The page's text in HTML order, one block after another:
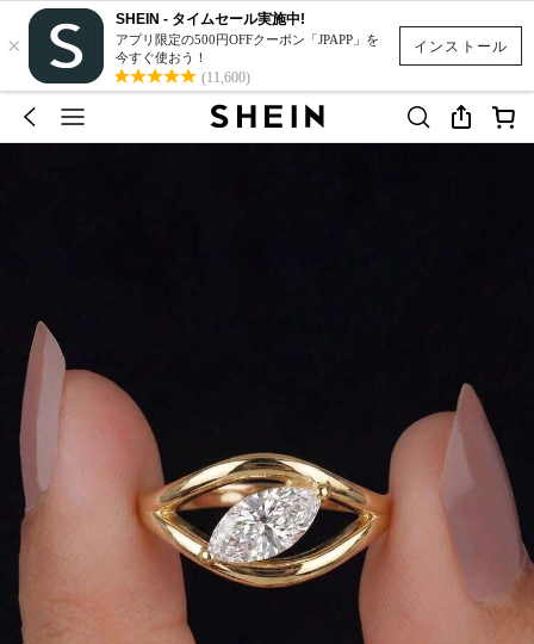
インストール
×
SHEIN - タイムセール実施中!
アプリ限定の500円OFFクーポン「JPAPP」を
今すぐ使おう！
(11,600)